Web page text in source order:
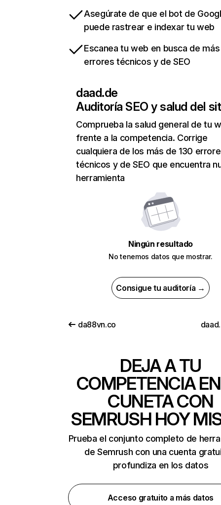
Asegúrate de que el bot de
puede rastrear e indexar tu web
Escanea tu web en busca de
errores técnicos y de SEO
daad.de
Auditoría SEO y salud del
Comprueba la salud general de tu
frente a la competencia. Corrige
cualquiera de los más de 130
técnicos y de SEO que encuentra
herramienta
Ningún resultado
No tenemos datos que mostrar.
Consigue tu auditoría →
da88vn.co
DEJA A TU
COMPETENCIA
CUNETA CON
SEMRUSH HOY
Prueba el conjunto completo de
de Semrush con una cuenta
profundiza en los datos
Acceso gratuito a más datos